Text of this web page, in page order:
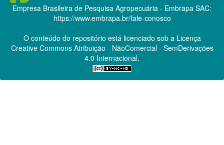
Empresa Brasileira de Pesquisa Agropecuária - Embrapa SAC:
https://www.embrapa.br/fale-conosco
O conteúdo do repositório está licenciado sob a Licença
Creative CommonsAtribuição - NãoComercial - SemDerivações
4.0 Internacional.